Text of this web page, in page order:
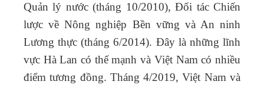
Quản lý nước (tháng 10/2010), Đối tác Chiến
lược về Nông nghiệp Bền vững và An ninh
Lương thực (tháng 6/2014). Đây là những lĩnh
vực Hà Lan có thế mạnh và Việt Nam có nhiều
điểm tương đồng. Tháng 4/2019, Việt Nam và